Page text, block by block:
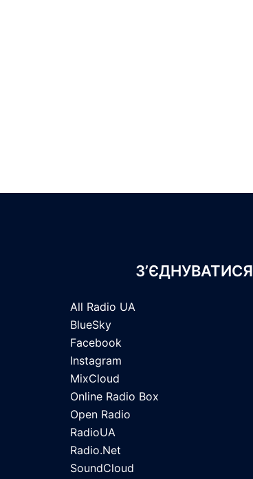
З’ЄДНУВАТИСЯ
All Radio UA
BlueSky
Facebook
Instagram
MixCloud
Online Radio Box
Open Radio
RadioUA
Radio.Net
SoundCloud